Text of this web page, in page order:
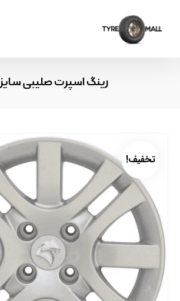
رینگ اسپرت صلیبی سایز 15
تخفیف!